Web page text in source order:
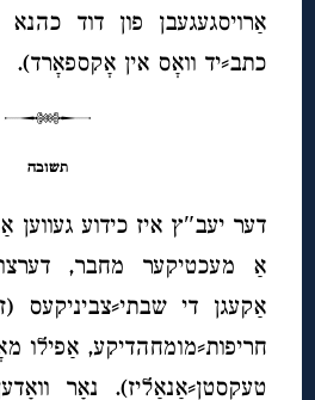
אַרויסגעגעבן פון דוד כהנא
כתב⸗יד וואָס אין אָקספאָרד).
תשובה
דער יעב″ץ איז כידוע געווען
אַ מעכטיקער מחבר,
אַקעגן די שבתי⸗צביניקעס
חריפות⸗מומחהדיקע, אַפילו
טעקסטן⸗אַנאַליז). נאָר